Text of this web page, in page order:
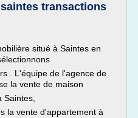
transactions
situé à Saintes en
. L'équipe de l'agence de
la vente de maison
la vente d'appartement à